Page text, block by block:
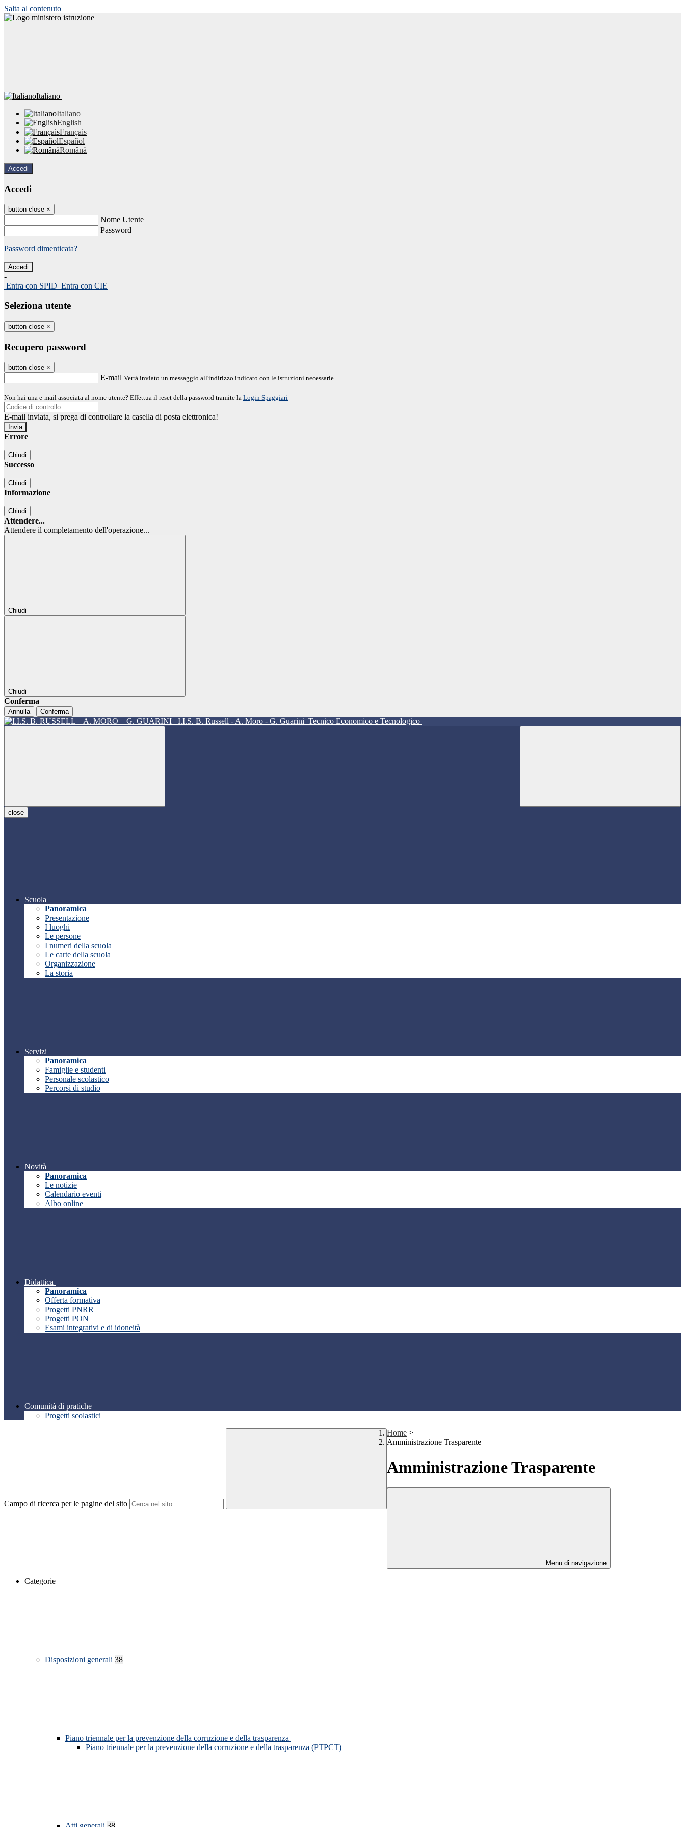
Salta al contenuto
Italiano
Italiano
English
Français
Español
Română
Accedi
Accedi
button close ×
Nome Utente
Password
Password dimenticata?
-
Entra con SPID Entra con CIE
Seleziona utente
button close ×
Recupero password
button close ×
E-mail Verrà inviato un messaggio all'indirizzo indicato con le istruzioni necessarie.
Non hai una e-mail associata al nome utente? Effettua il reset della password tramite la Login Spaggiari
E-mail inviata, si prega di controllare la casella di posta elettronica!
Errore
Chiudi
Successo
Chiudi
Informazione
Chiudi
Attendere...
Attendere il completamento dell'operazione...
Chiudi
Chiudi
Conferma
Annulla Conferma
I.I.S. B. Russell - A. Moro - G. Guarini Tecnico Economico e Tecnologico
close
Scuola
Panoramica
Presentazione
I luoghi
Le persone
I numeri della scuola
Le carte della scuola
Organizzazione
La storia
Servizi
Panoramica
Famiglie e studenti
Personale scolastico
Percorsi di studio
Novità
Panoramica
Le notizie
Calendario eventi
Albo online
Didattica
Panoramica
Offerta formativa
Progetti PNRR
Progetti PON
Esami integrativi e di idoneità
Comunità di pratiche
Progetti scolastici
Campo di ricerca per le pagine del sito
Home >
Amministrazione Trasparente
Amministrazione Trasparente
Menu di navigazione
Categorie
Disposizioni generali 38
Piano triennale per la prevenzione della corruzione e della trasparenza
Piano triennale per la prevenzione della corruzione e della trasparenza (PTPCT)